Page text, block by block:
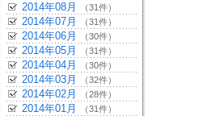
2014年08月 （31件）
2014年07月 （31件）
2014年06月 （30件）
2014年05月 （31件）
2014年04月 （30件）
2014年03月 （32件）
2014年02月 （28件）
2014年01月 （31件）